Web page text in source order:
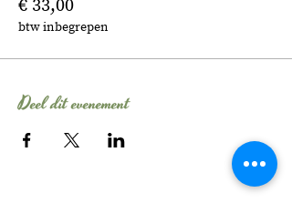
€ 33,00
btw inbegrepen
Deel dit evenement